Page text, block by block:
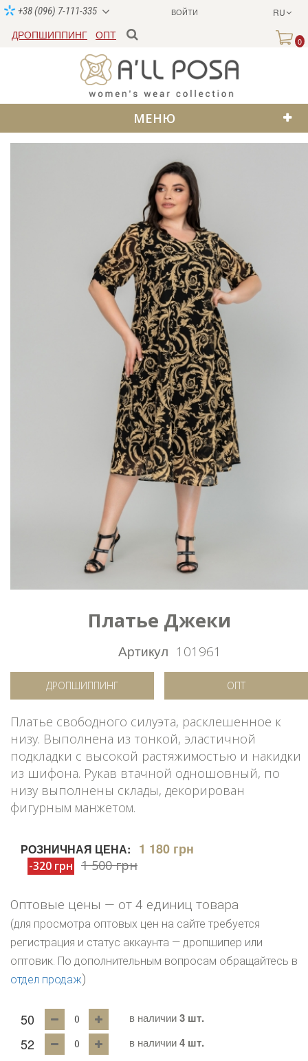
ВОЙТИ RU
+38 (096) 7-111-335
ДРОПШИППИНГ ОПТ
0
МЕНЮ
Платье Джеки
Артикул 101961
ДРОПШИППИНГ ОПТ
Платье свободного силуэта, расклешенное к
низу. Выполнена из тонкой, эластичной
подкладки с высокой растяжимостью и накидки
из шифона. Рукав втачной одношовный, по
низу выполнены склады, декорирован
фигурным манжетом.
РОЗНИЧНАЯ ЦЕНА: 1 180 грн
-320 грн 1 500 грн
Оптовые цены — от 4 единиц товара
(для просмотра оптовых цен на сайте требуется
регистрация и статус аккаунта — дропшипер или
оптовик. По дополнительным вопросам обращайтесь в
отдел продаж)
50 в наличии3 шт.
52 в наличии4 шт.